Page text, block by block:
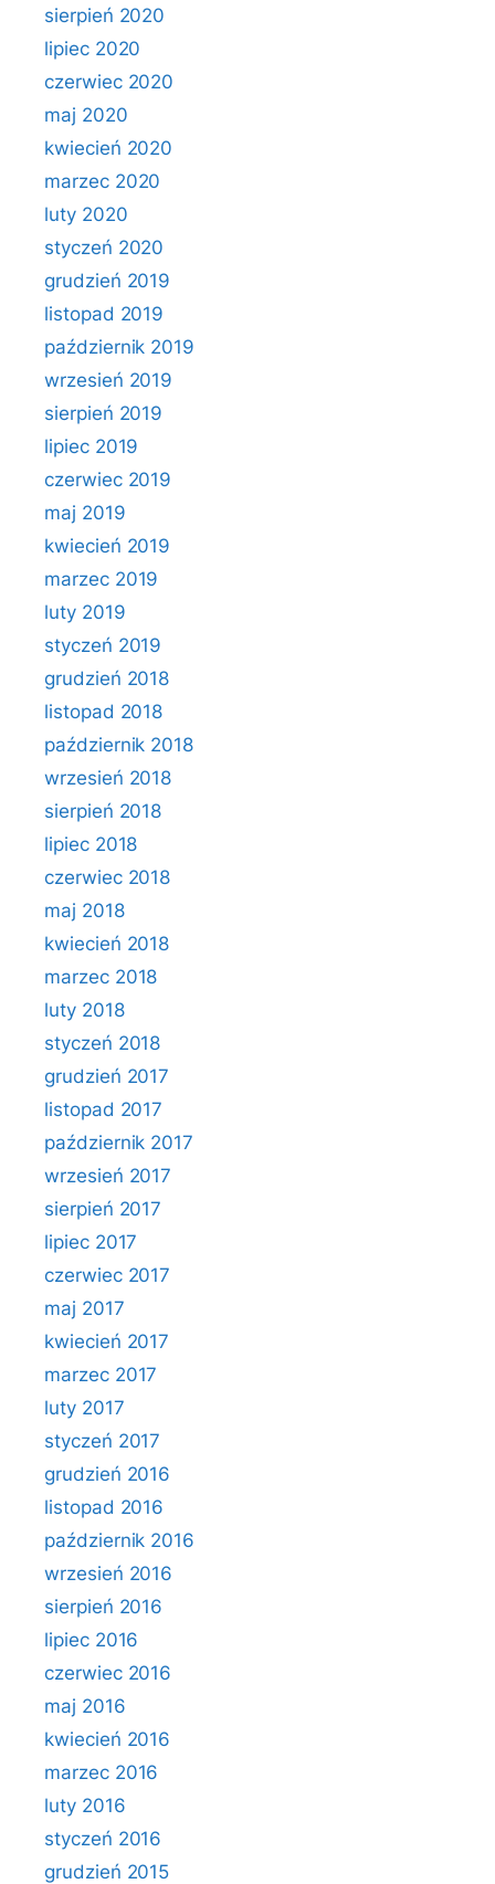
sierpień 2020
lipiec 2020
czerwiec 2020
maj 2020
kwiecień 2020
marzec 2020
luty 2020
styczeń 2020
grudzień 2019
listopad 2019
październik 2019
wrzesień 2019
sierpień 2019
lipiec 2019
czerwiec 2019
maj 2019
kwiecień 2019
marzec 2019
luty 2019
styczeń 2019
grudzień 2018
listopad 2018
październik 2018
wrzesień 2018
sierpień 2018
lipiec 2018
czerwiec 2018
maj 2018
kwiecień 2018
marzec 2018
luty 2018
styczeń 2018
grudzień 2017
listopad 2017
październik 2017
wrzesień 2017
sierpień 2017
lipiec 2017
czerwiec 2017
maj 2017
kwiecień 2017
marzec 2017
luty 2017
styczeń 2017
grudzień 2016
listopad 2016
październik 2016
wrzesień 2016
sierpień 2016
lipiec 2016
czerwiec 2016
maj 2016
kwiecień 2016
marzec 2016
luty 2016
styczeń 2016
grudzień 2015